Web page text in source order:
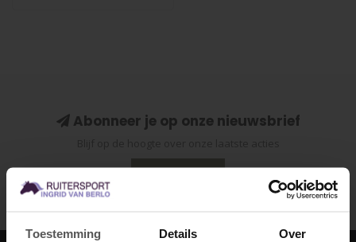
Toestemming Details Over
Abonneer je op onze nieuwsbrief